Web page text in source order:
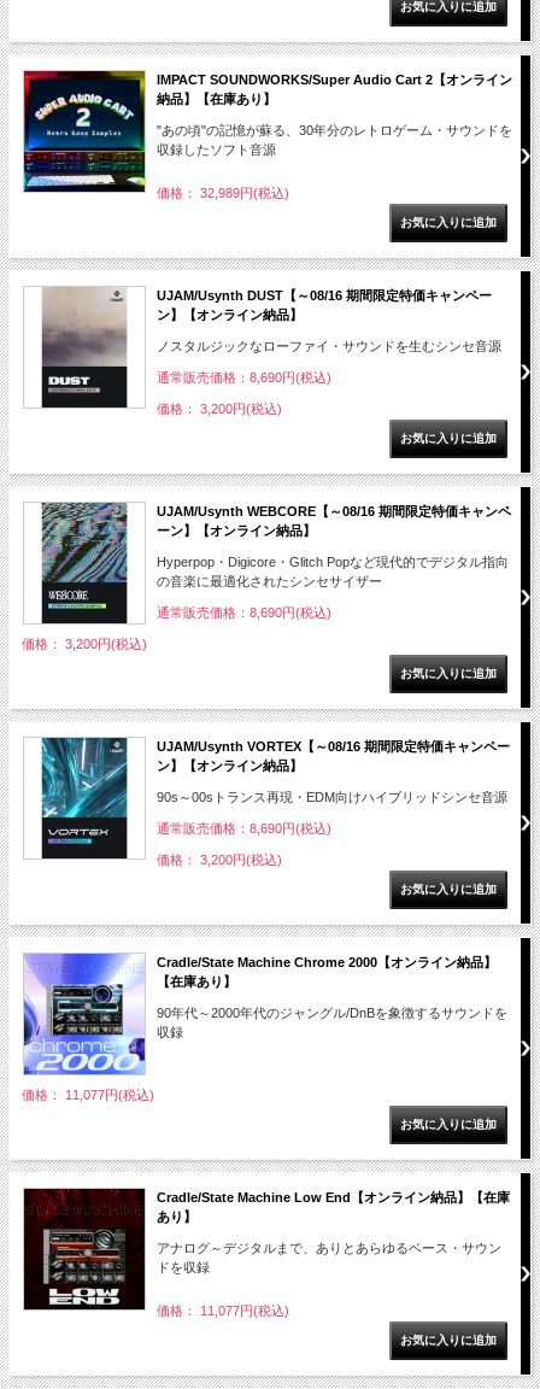
IMPACT SOUNDWORKS/Super Audio Cart 2【オンライン
納品】【在庫あり】
"あの頃"の記憶が蘇る、30年分のレトロゲーム・サウンドを
収録したソフト音源
価格： 32,989円(税込)
UJAM/Usynth DUST【～08/16 期間限定特価キャンペー
ン】【オンライン納品】
ノスタルジックなローファイ・サウンドを生むシンセ音源
通常販売価格：8,690円(税込)
価格： 3,200円(税込)
UJAM/Usynth WEBCORE【～08/16 期間限定特価キャンペ
ーン】【オンライン納品】
Hyperpop・Digicore・Glitch Popなど現代的でデジタル指向
の音楽に最適化されたシンセサイザー
通常販売価格：8,690円(税込)
価格： 3,200円(税込)
UJAM/Usynth VORTEX【～08/16 期間限定特価キャンペー
ン】【オンライン納品】
90s～00sトランス再現・EDM向けハイブリッドシンセ音源
通常販売価格：8,690円(税込)
価格： 3,200円(税込)
Cradle/State Machine Chrome 2000【オンライン納品】
【在庫あり】
90年代～2000年代のジャングル/DnBを象徴するサウンドを
収録
価格： 11,077円(税込)
Cradle/State Machine Low End【オンライン納品】【在庫
あり】
アナログ～デジタルまで、ありとあらゆるベース・サウン
ドを収録
価格： 11,077円(税込)